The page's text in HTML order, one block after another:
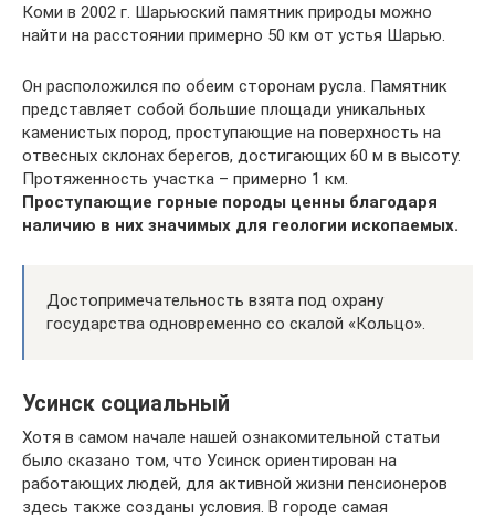
Коми в 2002 г. Шарьюский памятник природы можно
найти на расстоянии примерно 50 км от устья Шарью.
Он расположился по обеим сторонам русла. Памятник
представляет собой большие площади уникальных
каменистых пород, проступающие на поверхность на
отвесных склонах берегов, достигающих 60 м в высоту.
Протяженность участка – примерно 1 км.
Проступающие горные породы ценны благодаря
наличию в них значимых для геологии ископаемых.
Достопримечательность взята под охрану
государства одновременно со скалой «Кольцо».
Усинск социальный
Хотя в самом начале нашей ознакомительной статьи
было сказано том, что Усинск ориентирован на
работающих людей, для активной жизни пенсионеров
здесь также созданы условия. В городе самая